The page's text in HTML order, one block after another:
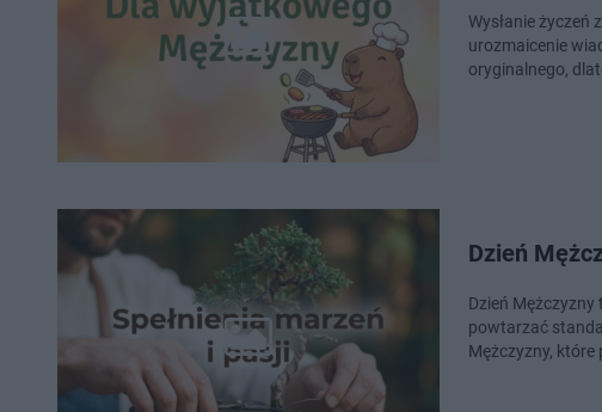
Wysłanie życzeń
urozmaicenie
oryginalnego,
Dzień
Dzień
powtarzać
Mężczyzny, które